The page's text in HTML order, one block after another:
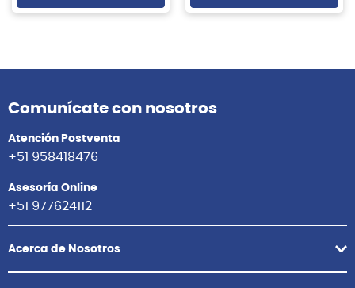
Comunícate con nosotros
Atención Postventa
+51 958418476
Asesoría Online
+51 977624112
Acerca de Nosotros